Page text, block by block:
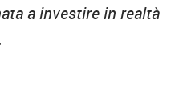
a investire in realtà